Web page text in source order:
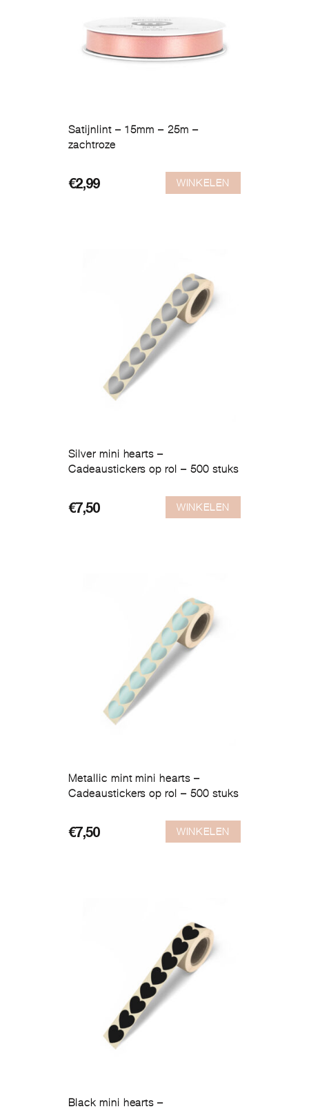
Satijnlint – 15mm – 25m –
zachtroze
€2,99 WINKELEN
Silver mini hearts –
Cadeaustickers op rol – 500 stuks
€7,50 WINKELEN
Metallic mint mini hearts –
Cadeaustickers op rol – 500 stuks
€7,50 WINKELEN
Black mini hearts –